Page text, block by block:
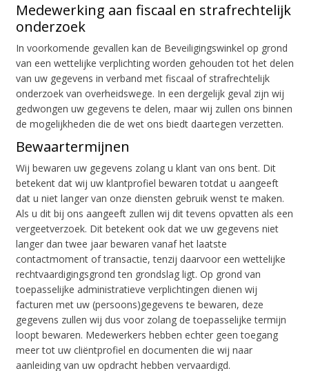
Medewerking aan fiscaal en strafrechtelijk
onderzoek
In voorkomende gevallen kan de Beveiligingswinkel op grond
van een wettelijke verplichting worden gehouden tot het delen
van uw gegevens in verband met fiscaal of strafrechtelijk
onderzoek van overheidswege. In een dergelijk geval zijn wij
gedwongen uw gegevens te delen, maar wij zullen ons binnen
de mogelijkheden die de wet ons biedt daartegen verzetten.
Bewaartermijnen
Wij bewaren uw gegevens zolang u klant van ons bent. Dit
betekent dat wij uw klantprofiel bewaren totdat u aangeeft
dat u niet langer van onze diensten gebruik wenst te maken.
Als u dit bij ons aangeeft zullen wij dit tevens opvatten als een
vergeetverzoek. Dit betekent ook dat we uw gegevens niet
langer dan twee jaar bewaren vanaf het laatste
contactmoment of transactie, tenzij daarvoor een wettelijke
rechtvaardigingsgrond ten grondslag ligt. Op grond van
toepasselijke administratieve verplichtingen dienen wij
facturen met uw (persoons)gegevens te bewaren, deze
gegevens zullen wij dus voor zolang de toepasselijke termijn
loopt bewaren. Medewerkers hebben echter geen toegang
meer tot uw cliëntprofiel en documenten die wij naar
aanleiding van uw opdracht hebben vervaardigd.